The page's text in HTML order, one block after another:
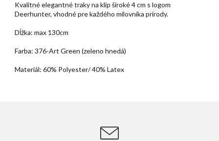
Kvalitné elegantné traky na klip široké 4 cm s logom
Deerhunter, vhodné pre každého milovníka prírody.
Dĺžka: max 130cm
Farba: 376-Art Green (zeleno hnedá)
Materiál: 60% Polyester/ 40% Latex